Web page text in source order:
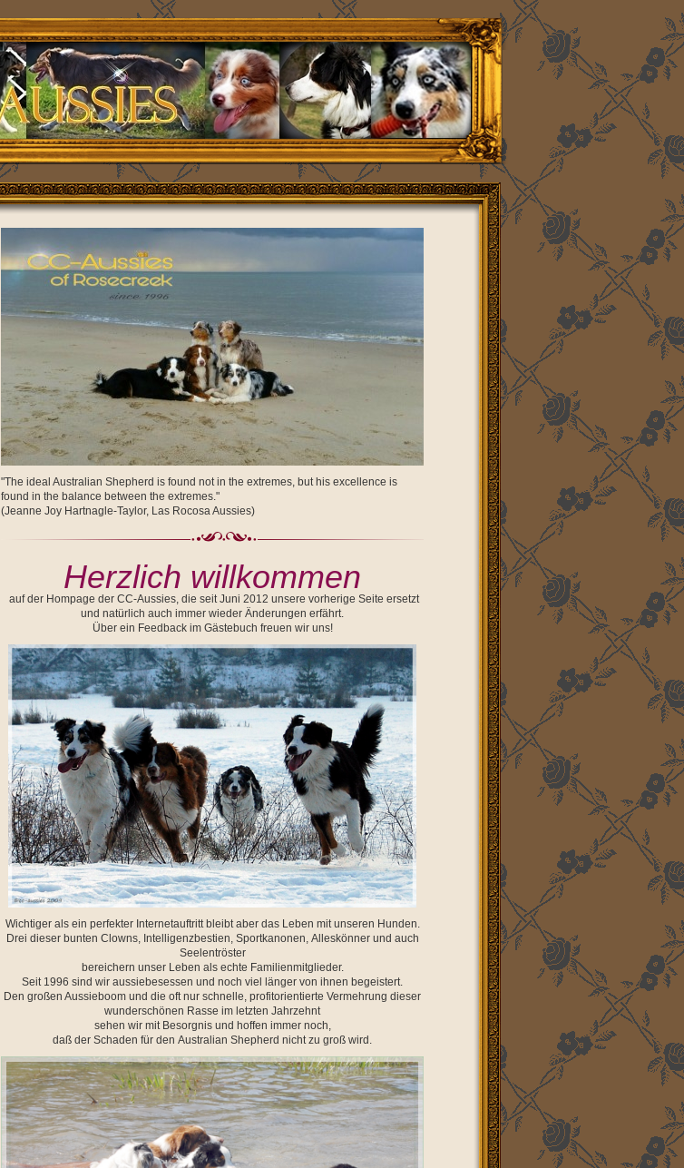
"The ideal Australian Shepherd is found not in the extremes, but his excellence is
found in the balance between the extremes."
(Jeanne Joy Hartnagle-Taylor, Las Rocosa Aussies)
Herzlich willkommen
auf der Hompage der CC-Aussies, die seit Juni 2012 unsere vorherige Seite ersetzt
und natürlich auch immer wieder Änderungen erfährt.
Über ein Feedback im Gästebuch freuen wir uns!
Wichtiger als ein perfekter Internetauftritt bleibt aber das Leben mit unseren Hunden.
Drei dieser bunten Clowns, Intelligenzbestien, Sportkanonen, Alleskönner und auch
Seelentröster
bereichern unser Leben als echte Familienmitglieder.
Seit 1996 sind wir aussiebesessen und noch viel länger von ihnen begeistert.
Den großen Aussieboom und die oft nur schnelle, profitorientierte Vermehrung dieser
wunderschönen Rasse im letzten Jahrzehnt
sehen wir mit Besorgnis und hoffen immer noch,
daß der Schaden für den Australian Shepherd nicht zu groß wird.